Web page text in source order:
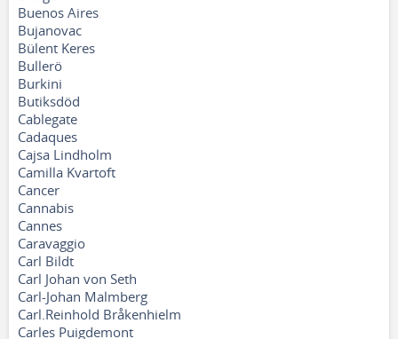
Buenos Aires
Bujanovac
Bülent Keres
Bullerö
Burkini
Butiksdöd
Cablegate
Cadaques
Cajsa Lindholm
Camilla Kvartoft
Cancer
Cannabis
Cannes
Caravaggio
Carl Bildt
Carl Johan von Seth
Carl-Johan Malmberg
Carl.Reinhold Bråkenhielm
Carles Puigdemont